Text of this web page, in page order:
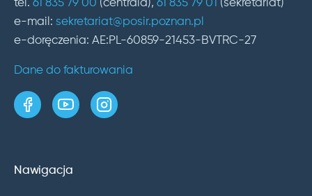
tel. 61 835 79 00 (centrala), 61 835 79 01 (sekretariat)
e-mail: sekretariat@posir.poznan.pl
e-doręczenia: AE:PL-60859-21453-BVTRC-27
Dane do fakturowania
strona w serwisie Facebook
kanał w serwisie YouTube
profil w serwisie Instagram
Nawigacja